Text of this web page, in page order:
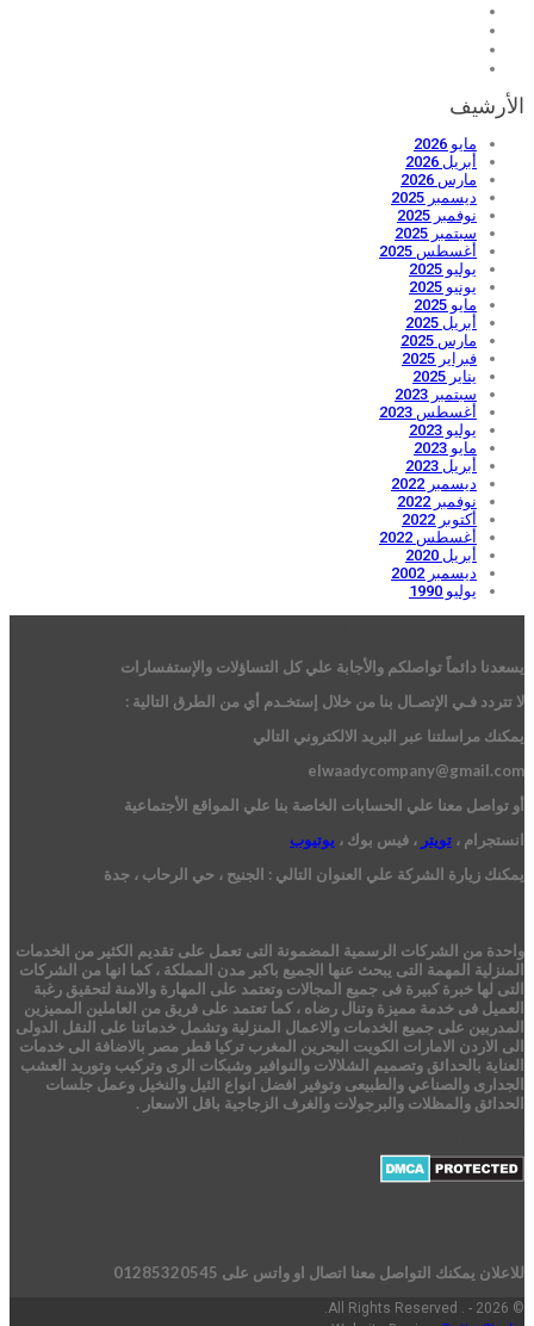
الأرشيف
مايو 2026
أبريل 2026
مارس 2026
ديسمبر 2025
نوفمبر 2025
سبتمبر 2025
أغسطس 2025
يوليو 2025
يونيو 2025
مايو 2025
أبريل 2025
مارس 2025
فبراير 2025
يناير 2025
سبتمبر 2023
أغسطس 2023
يوليو 2023
مايو 2023
أبريل 2023
ديسمبر 2022
نوفمبر 2022
أكتوبر 2022
أغسطس 2022
أبريل 2020
ديسمبر 2002
يوليو 1990
يسعدنا دائماً تواصلكم والأجابة علي كل التساؤلات والإستفسارات
لا تتردد فـي الإتصـال بنا من خلال إستخـدم أي من الطرق التالية :
يمكنك مراسلتنا عبر البريد الالكتروني التالي
elwaadycompany@gmail.com
أو تواصل معنا علي الحسابات الخاصة بنا علي المواقع الأجتماعية
انستجرام ، تويتر ، فيس بوك ، يوتيوب
يمكنك زيارة الشركة علي العنوان التالي : الجنيح ، حي الرحاب ، جدة
واحدة من الشركات الرسمية المضمونة التى تعمل على تقديم الكثير من الخدمات
المنزلية المهمة التى يبحث عنها الجميع باكبر مدن المملكة ، كما انها من الشركات
التى لها خبرة كبيرة فى جميع المجالات وتعتمد على المهارة والامنة لتحقيق رغبة
العميل فى خدمة مميزة وتنال رضاه ، كما تعتمد على فريق من العاملين المميزين
المدربين على جميع الخدمات والاعمال المنزلية وتشمل خدماتنا على النقل الدولى
الى الاردن الامارات الكويت البحرين المغرب تركيا قطر مصر بالاضافة الى خدمات
العناية بالحدائق وتصميم الشلالات والنوافير وشبكات الرى وتركيب وتوريد العشب
الجدارى والصناعي والطبيعى وتوفير افضل انواع الثيل والنخيل وعمل جلسات
الحدائق والمظلات والبرجولات والغرف الزجاجية باقل الاسعار .
للاعلان يمكنك التواصل معنا اتصال او واتس على 01285320545
© 2026 - . All Rights Reserved.